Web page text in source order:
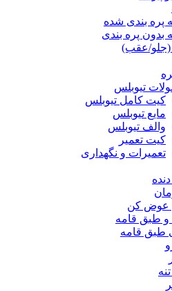
پره بندی شده
بدون پره بندی
(جلو/عقب)
تیوبلس
کیت کامل تیوبلس
مایع تیوبلس
والف تیوبلس
کیت تعمیر
تعمیرات و نگهداری
عوض کن
و طبق قامه
طبق قامه